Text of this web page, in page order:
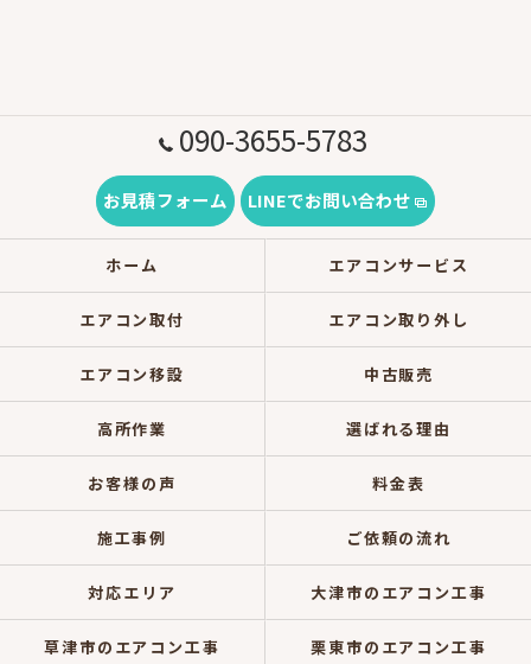
090-3655-5783
お見積フォーム LINEでお問い合わせ
ホーム エアコンサービス
エアコン取付 エアコン取り外し
エアコン移設 中古販売
高所作業 選ばれる理由
お客様の声 料金表
施工事例 ご依頼の流れ
対応エリア 大津市のエアコン工事
草津市のエアコン工事 栗東市のエアコン工事